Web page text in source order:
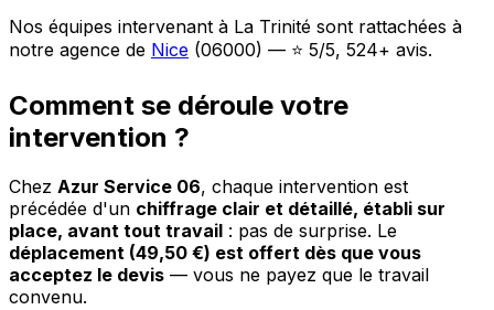
Nos équipes intervenant à La Trinité sont rattachées à
notre agence de Nice (06000) — ⭐ 5/5, 524+ avis.
Comment se déroule votre
intervention ?
Chez Azur Service 06, chaque intervention est
précédée d'un chiffrage clair et détaillé, établi sur
place, avant tout travail : pas de surprise. Le
déplacement (49,50 €) est offert dès que vous
acceptez le devis — vous ne payez que le travail
convenu.